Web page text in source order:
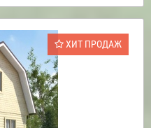
ХИТ ПРОДАЖ